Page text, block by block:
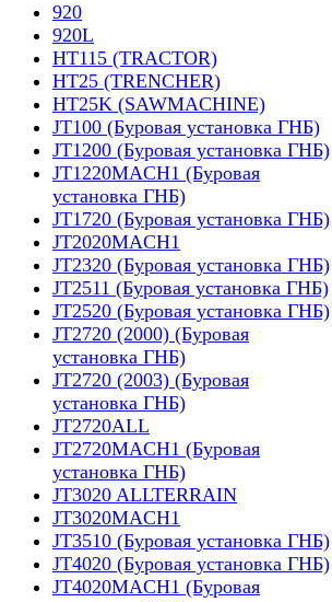
920
920L
HT115 (TRACTOR)
HT25 (TRENCHER)
HT25K (SAWMACHINE)
JT100 (Буровая установка ГНБ)
JT1200 (Буровая установка ГНБ)
JT1220MACH1 (Буровая
установка ГНБ)
JT1720 (Буровая установка ГНБ)
JT2020MACH1
JT2320 (Буровая установка ГНБ)
JT2511 (Буровая установка ГНБ)
JT2520 (Буровая установка ГНБ)
JT2720 (2000) (Буровая
установка ГНБ)
JT2720 (2003) (Буровая
установка ГНБ)
JT2720ALL
JT2720MACH1 (Буровая
установка ГНБ)
JT3020 ALLTERRAIN
JT3020MACH1
JT3510 (Буровая установка ГНБ)
JT4020 (Буровая установка ГНБ)
JT4020MACH1 (Буровая